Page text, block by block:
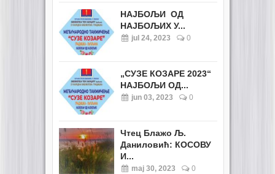
НАЈБОЉИ ОД
НАЈБОЉИХ У...
jul 24, 2023 0
„СУЗЕ КОЗАРЕ 2023“
НАЈБОЉИ ОД...
jun 03, 2023 0
Чтец Блажо Љ.
Даниловић: КОСОВУ
И...
maj 30, 2023 0